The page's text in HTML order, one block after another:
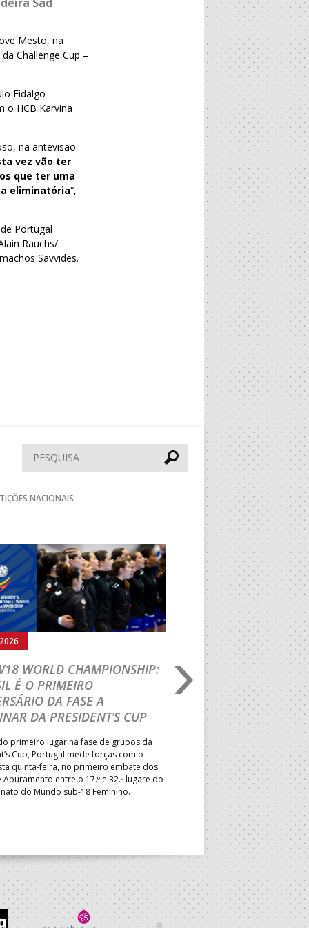
Mesto, na
Challenge Cup –
Fidalgo –
o HCB Karvina
na antevisão
vez vão ter
que ter uma
eliminatória“,
Portugal
Rauchs/
Savvides.
Pesquisar
NACIONAIS
WORLD CHAMPIONSHIP:
É O PRIMEIRO
DA FASE A
DA PRESIDENT’S CUP
primeiro lugar na fase de grupos da
Cup, Portugal mede forças com o
quinta-feira, no primeiro embate dos
Apuramento entre o 17.º e 32.º lugare do
do Mundo sub-18 Feminino.
05.08.2026
IHF W18 WORLD
JOÃO VAREJÃO
CURSO
TREINADORES NA
Treinador português João
integrado na EHF Experts
preletores convidados pela
de Andebol, em Pitești,
de 400 treinadores.
Seguinte